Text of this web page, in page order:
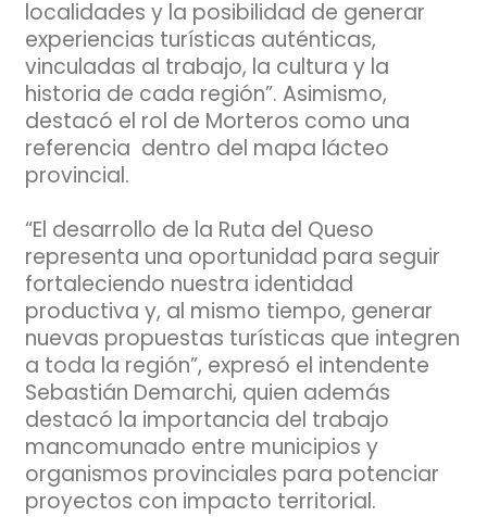
localidades y la posibilidad de generar
experiencias turísticas auténticas,
vinculadas al trabajo, la cultura y la
historia de cada región”. Asimismo,
destacó el rol de Morteros como una
referencia dentro del mapa lácteo
provincial.
“El desarrollo de la Ruta del Queso
representa una oportunidad para seguir
fortaleciendo nuestra identidad
productiva y, al mismo tiempo, generar
nuevas propuestas turísticas que integren
a toda la región”, expresó el intendente
Sebastián Demarchi, quien además
destacó la importancia del trabajo
mancomunado entre municipios y
organismos provinciales para potenciar
proyectos con impacto territorial.